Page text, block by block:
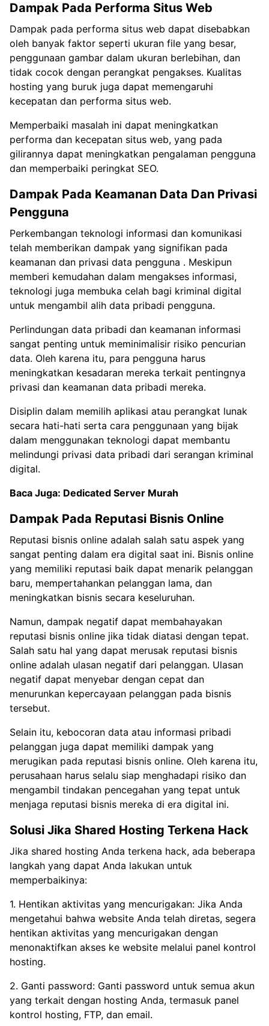
Dampak Pada Performa Situs Web
Dampak pada performa situs web dapat disebabkan
oleh banyak faktor seperti ukuran file yang besar,
penggunaan gambar dalam ukuran berlebihan, dan
tidak cocok dengan perangkat pengakses. Kualitas
hosting yang buruk juga dapat memengaruhi
kecepatan dan performa situs web.
Memperbaiki masalah ini dapat meningkatkan
performa dan kecepatan situs web, yang pada
gilirannya dapat meningkatkan pengalaman pengguna
dan memperbaiki peringkat SEO.
Dampak Pada Keamanan Data Dan Privasi
Pengguna
Perkembangan teknologi informasi dan komunikasi
telah memberikan dampak yang signifikan pada
keamanan dan privasi data pengguna . Meskipun
memberi kemudahan dalam mengakses informasi,
teknologi juga membuka celah bagi kriminal digital
untuk mengambil alih data pribadi pengguna.
Perlindungan data pribadi dan keamanan informasi
sangat penting untuk meminimalisir risiko pencurian
data. Oleh karena itu, para pengguna harus
meningkatkan kesadaran mereka terkait pentingnya
privasi dan keamanan data pribadi mereka.
Disiplin dalam memilih aplikasi atau perangkat lunak
secara hati-hati serta cara penggunaan yang bijak
dalam menggunakan teknologi dapat membantu
melindungi privasi data pribadi dari serangan kriminal
digital.
Baca Juga: Dedicated Server Murah
Dampak Pada Reputasi Bisnis Online
Reputasi bisnis online adalah salah satu aspek yang
sangat penting dalam era digital saat ini. Bisnis online
yang memiliki reputasi baik dapat menarik pelanggan
baru, mempertahankan pelanggan lama, dan
meningkatkan bisnis secara keseluruhan.
Namun, dampak negatif dapat membahayakan
reputasi bisnis online jika tidak diatasi dengan tepat.
Salah satu hal yang dapat merusak reputasi bisnis
online adalah ulasan negatif dari pelanggan. Ulasan
negatif dapat menyebar dengan cepat dan
menurunkan kepercayaan pelanggan pada bisnis
tersebut.
Selain itu, kebocoran data atau informasi pribadi
pelanggan juga dapat memiliki dampak yang
merugikan pada reputasi bisnis online. Oleh karena itu,
perusahaan harus selalu siap menghadapi risiko dan
mengambil tindakan pencegahan yang tepat untuk
menjaga reputasi bisnis mereka di era digital ini.
Solusi Jika Shared Hosting Terkena Hack
Jika shared hosting Anda terkena hack, ada beberapa
langkah yang dapat Anda lakukan untuk
memperbaikinya:
1. Hentikan aktivitas yang mencurigakan: Jika Anda
mengetahui bahwa website Anda telah diretas, segera
hentikan aktivitas yang mencurigakan dengan
menonaktifkan akses ke website melalui panel kontrol
hosting.
2. Ganti password: Ganti password untuk semua akun
yang terkait dengan hosting Anda, termasuk panel
kontrol hosting, FTP, dan email.